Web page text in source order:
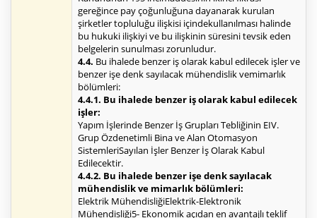
gereğince pay çoğunluğuna dayanarak kurulan
şirketler topluluğu ilişkisi içindekullanılması halinde
bu hukuki ilişkiyi ve bu ilişkinin süresini tevsik eden
belgelerin sunulması zorunludur.
4.4. Bu ihalede benzer iş olarak kabul edilecek işler ve
benzer işe denk sayılacak mühendislik vemimarlık
bölümleri:
4.4.1. Bu ihalede benzer iş olarak kabul edilecek
işler:
Yapım İşlerinde Benzer İş Grupları Tebliğinin EIV.
Grup Özdenetimli Bina ve Alan Otomasyon
SistemleriSayılan İşler Benzer İş Olarak Kabul
Edilecektir.
4.4.2. Bu ihalede benzer işe denk sayılacak
mühendislik ve mimarlık bölümleri:
Elektrik MühendisliğiElektrik-Elektronik
Mühendisliği5- Ekonomik açıdan en avantajlı teklif